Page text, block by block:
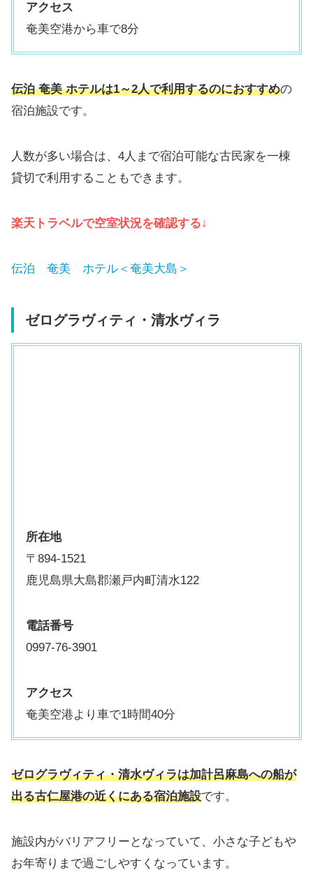
アクセス
奄美空港から車で8分
伝泊 奄美 ホテルは1～2人で利用するのにおすすめの
宿泊施設です。
人数が多い場合は、4人まで宿泊可能な古民家を一棟
貸切で利用することもできます。
楽天トラベルで空室状況を確認する↓
伝泊 奄美 ホテル＜奄美大島＞
ゼログラヴィティ・清水ヴィラ
所在地
〒894-1521
鹿児島県大島郡瀬戸内町清水122
電話番号
0997-76-3901
アクセス
奄美空港より車で1時間40分
ゼログラヴィティ・清水ヴィラは加計呂麻島への船が
出る古仁屋港の近くにある宿泊施設です。
施設内がバリアフリーとなっていて、小さな子どもや
お年寄りまで過ごしやすくなっています。